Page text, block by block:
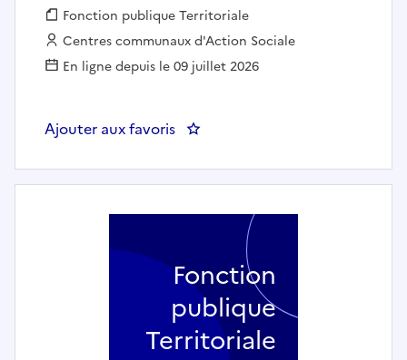
Fonction publique :
Fonction publique Territoriale
Employeur :
Centres communaux d'Action Sociale
En ligne depuis le 09 juillet 2026
Ajouter aux favoris : Adjoint administratif (h/f) -
Fonction
publique
Territoriale